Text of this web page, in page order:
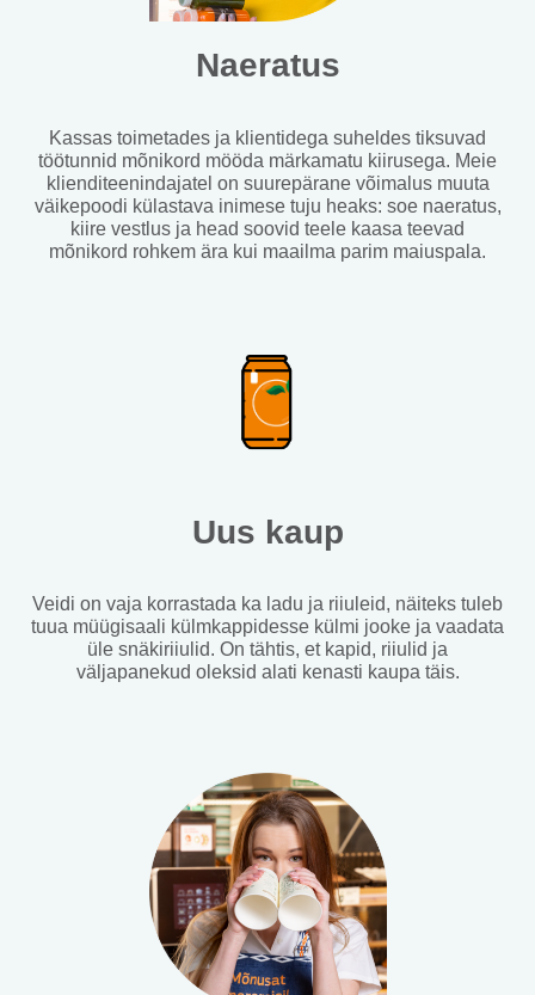
Naeratus
Kassas toimetades ja klientidega suheldes tiksuvad
töötunnid mõnikord mööda märkamatu kiirusega. Meie
klienditeenindajatel on suurepärane võimalus muuta
väikepoodi külastava inimese tuju heaks: soe naeratus,
kiire vestlus ja head soovid teele kaasa teevad
mõnikord rohkem ära kui maailma parim maiuspala.
Uus kaup
Veidi on vaja korrastada ka ladu ja riiuleid, näiteks tuleb
tuua müügisaali külmkappidesse külmi jooke ja vaadata
üle snäkiriiulid. On tähtis, et kapid, riiulid ja
väljapanekud oleksid alati kenasti kaupa täis.